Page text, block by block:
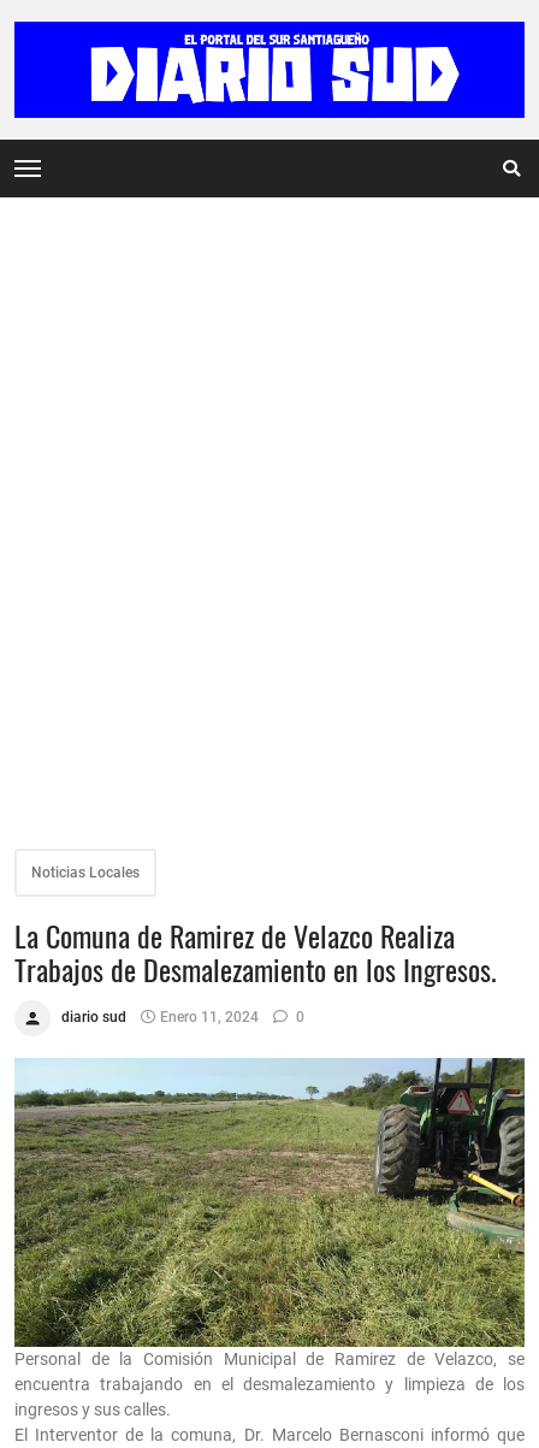
Noticias Locales
La Comuna de Ramirez de Velazco Realiza
Trabajos de Desmalezamiento en los Ingresos.
diario sud Enero 11, 2024 0
Personal de la Comisión Municipal de Ramirez de Velazco, se
encuentra trabajando en el desmalezamiento y limpieza de los
ingresos y sus calles.
El Interventor de la comuna, Dr. Marcelo Bernasconi informó que